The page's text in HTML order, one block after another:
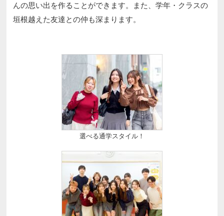
んの思い出を作ることができます。また、学年・クラスの
垣根越えた友達との仲も深まります。
選べる通学スタイル！